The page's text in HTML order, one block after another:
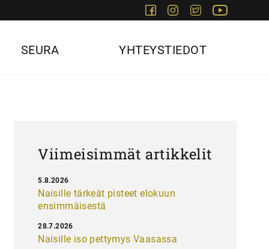
FacebookInstagram
Twitter
SEURA YHTEYSTIEDOT
Viimeisimmät artikkelit
Naisille tärkeät pisteet elokuun
ensimmäisestä
5.8.2026
Naisille iso pettymys Vaasassa
28.7.2026